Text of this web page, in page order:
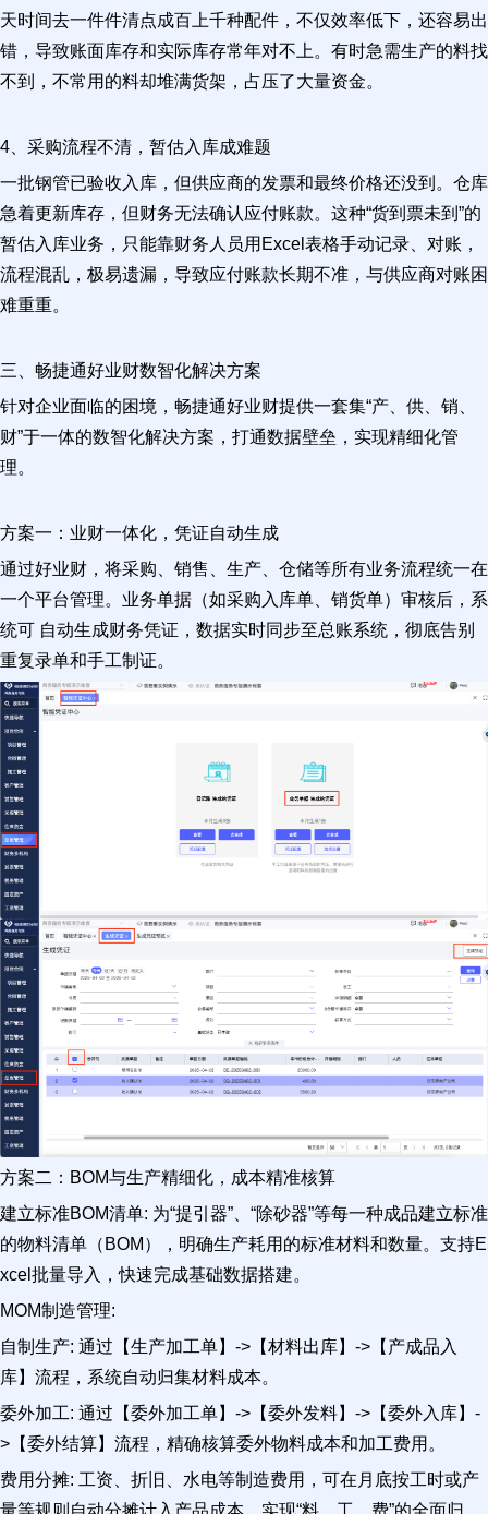
天时间去一件件清点成百上千种配件，不仅效率低下，还容易出
错，导致账面库存和实际库存常年对不上。有时急需生产的料找
不到，不常用的料却堆满货架，占压了大量资金。
4、采购流程不清，暂估入库成难题
一批钢管已验收入库，但供应商的发票和最终价格还没到。仓库
急着更新库存，但财务无法确认应付账款。这种“货到票未到”的
暂估入库业务，只能靠财务人员用Excel表格手动记录、对账，
流程混乱，极易遗漏，导致应付账款长期不准，与供应商对账困
难重重。
三、畅捷通好业财数智化解决方案
针对企业面临的困境，畅捷通好业财提供一套集“产、供、销、
财”于一体的数智化解决方案，打通数据壁垒，实现精细化管
理。
方案一：业财一体化，凭证自动生成
通过好业财，将采购、销售、生产、仓储等所有业务流程统一在
一个平台管理。业务单据（如采购入库单、销货单）审核后，系
统可 自动生成财务凭证，数据实时同步至总账系统，彻底告别
重复录单和手工制证。
方案二：BOM与生产精细化，成本精准核算
建立标准BOM清单: 为“提引器”、“除砂器”等每一种成品建立标准
的物料清单（BOM），明确生产耗用的标准材料和数量。支持E
xcel批量导入，快速完成基础数据搭建。
MOM制造管理:
自制生产: 通过【生产加工单】->【材料出库】->【产成品入
库】流程，系统自动归集材料成本。
委外加工: 通过【委外加工单】->【委外发料】->【委外入库】-
>【委外结算】流程，精确核算委外物料成本和加工费用。
费用分摊: 工资、折旧、水电等制造费用，可在月底按工时或产